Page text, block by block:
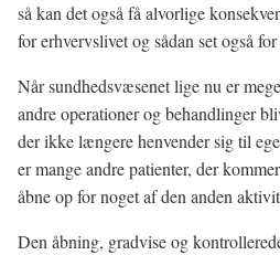
så kan det også få alvorlige
for erhvervslivet og sådan set også
Når sundhedsvæsenet lige nu er
andre operationer og behandlinger
der ikke længere henvender sig til
er mange andre patienter, der
åbne op for noget af den anden
Den åbning, gradvise og